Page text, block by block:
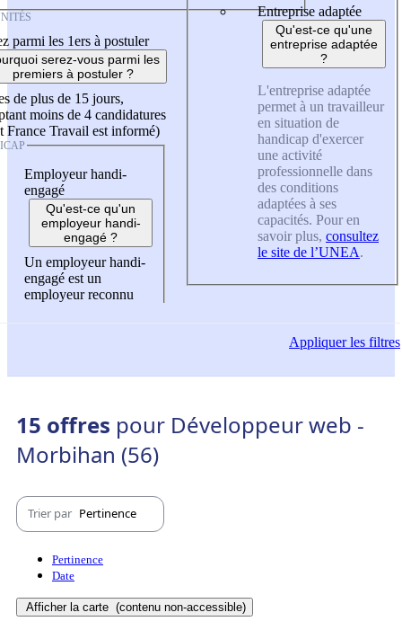
parmi les 1ers à postuler
serez-vous parmi les
premiers à postuler ?
de plus de 15 jours,
moins de 4 candidatures
France Travail est informé)
Employeur handi-
engagé
Qu'est-ce qu'un
employeur handi-
engagé ?
Un employeur handi-
engagé est un
employeur reconnu
Entreprise adaptée
Qu'est-ce qu'une
entreprise adaptée
?
L'entreprise adaptée
permet à un travailleur
en situation de
handicap d'exercer
une activité
professionnelle dans
des conditions
adaptées à ses
capacités. Pour en
savoir plus, consultez
le site de l’UNEA.
Appliquerles filtres
15 offres pour Développeur web -
Morbihan (56)
Trier par Pertinence
Pertinence
Date
Afficher la carte (contenu non-accessible)